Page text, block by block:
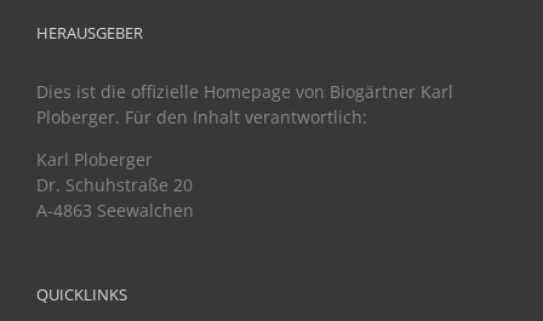
HERAUSGEBER
Dies ist die offizielle Homepage von Biogärtner Karl
Ploberger. Für den Inhalt verantwortlich:
Karl Ploberger
Dr. Schuhstraße 20
A-4863 Seewalchen
QUICKLINKS